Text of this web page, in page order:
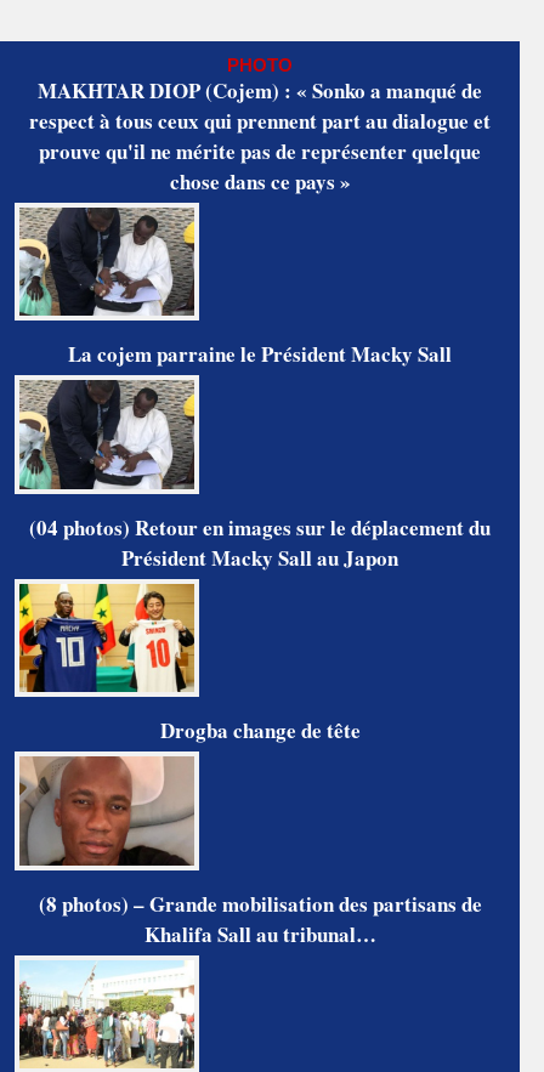
PHOTO
MAKHTAR DIOP (Cojem) : « Sonko a manqué de
respect à tous ceux qui prennent part au dialogue et
prouve qu'il ne mérite pas de représenter quelque
chose dans ce pays »
La cojem parraine le Président Macky Sall
(04 photos) Retour en images sur le déplacement du
Président Macky Sall au Japon
Drogba change de tête
(8 photos) – Grande mobilisation des partisans de
Khalifa Sall au tribunal…